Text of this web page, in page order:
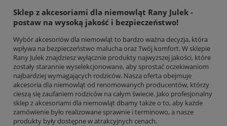
Sklep z akcesoriami dla niemowląt Rany Julek -
postaw na wysoką jakość i bezpieczeństwo!
Wybór akcesoriów dla niemowląt to bardzo ważna decyzja, która
wpływa na bezpieczeństwo malucha oraz Twój komfort. W sklepie
Rany Julek znajdziesz wyłącznie produkty najwyższej jakości, które
zostały starannie wyselekcjonowane, aby sprostać oczekiwaniom
najbardziej wymagających rodziców. Nasza oferta obejmuje
akcesoria dla niemowląt od renomowanych producentów, którzy
cieszą się zaufaniem rodziców na całym świecie. Jako profesjonalny
sklep z akcesoriami dla niemowląt dbamy także o to, aby każde
zamówienie było realizowane sprawnie i terminowo, a nasze
produkty były dostępne w atrakcyjnych cenach.